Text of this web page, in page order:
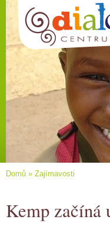
Domů » Zajímavosti
Kemp začíná